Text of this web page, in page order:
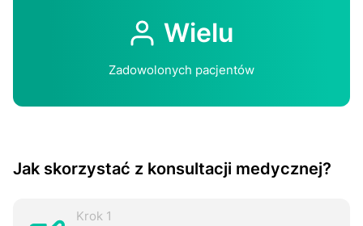
Wielu
Zadowolonych pacjentów
Jak skorzystać z konsultacji medycznej?
Krok 1